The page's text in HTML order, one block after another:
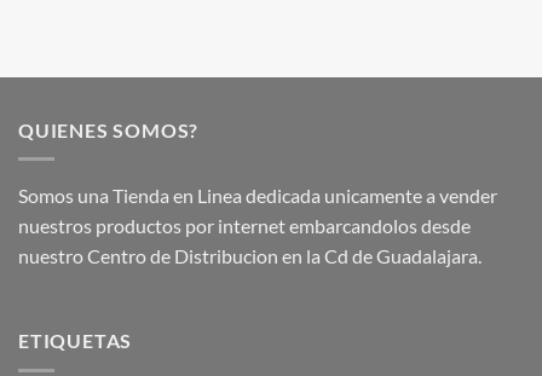
QUIENES SOMOS?
Somos una Tienda en Linea dedicada unicamente a vender
nuestros productos por internet embarcandolos desde
nuestro Centro de Distribucion en la Cd de Guadalajara.
ETIQUETAS